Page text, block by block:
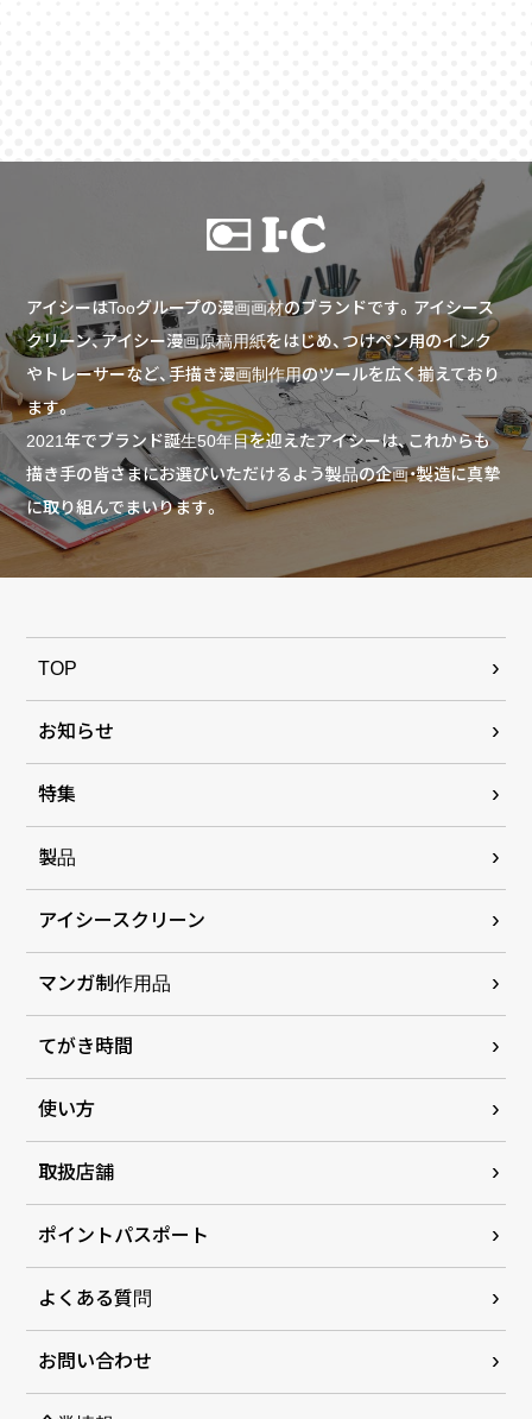
アイシーはTooグループの漫画画材のブランドです。アイシース
クリーン、アイシー漫画原稿用紙をはじめ、つけペン用のインク
やトレーサーなど、手描き漫画制作用のツールを広く揃えており
ます。
2021年でブランド誕生50年目を迎えたアイシーは、これからも
描き手の皆さまにお選びいただけるよう製品の企画・製造に真摯
に取り組んでまいります。
TOP
お知らせ
特集
製品
アイシースクリーン
マンガ制作用品
てがき時間
使い方
取扱店舗
ポイントパスポート
よくある質問
お問い合わせ